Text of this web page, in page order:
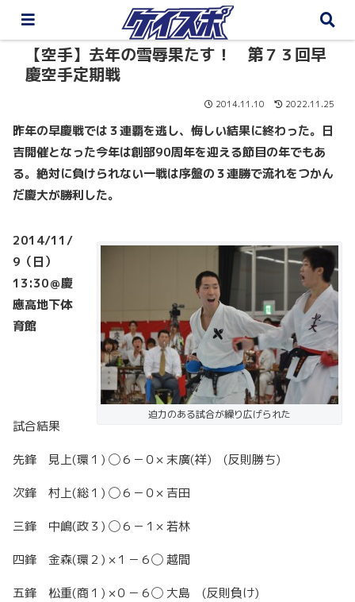
【空手】去年の雪辱果たす！ 第７３回早
慶空手定期戦
2014.11.10 2022.11.25
昨年の早慶戦では３連覇を逃し、悔しい結果に終わった。 日
吉開催となった今年は創部90周年を迎える節目の年でもあ
る。 絶対に負けられない一戦は序盤の３連勝で流れをつかん
だ慶大が勝利した。
迫力のある試合が繰り広げられた
2014/11/
9（日）
13:30＠慶
應高地下体
育館
試合結果
先鋒 見上(環１) ◯６－０× 末廣(祥) (反則勝ち)
次鋒 村上(総１) ◯６－０× 吉田
三鋒 中嶋(政３) ◯６－１× 若林
四鋒 金森(環２) ×１－６◯ 越間
五鋒 松重(商１) ×０－６◯ 大島 (反則負け)